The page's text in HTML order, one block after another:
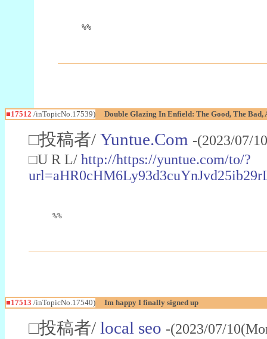
%%
■17512 /inTopicNo.17539) Double Glazing In Enfield: The Good, The Bad,
□投稿者/ Yuntue.Com -(2023/07/
□U R L/ http://https://yuntue.com/to/?
%%
■17513 /inTopicNo.17540) Im happy I finally signed up
□投稿者/ local seo -(2023/07/